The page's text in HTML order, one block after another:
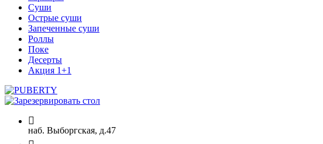
Суши
Острые суши
Запеченные суши
Роллы
Поке
Десерты
Акция 1+1
наб. Выборгская, д.47